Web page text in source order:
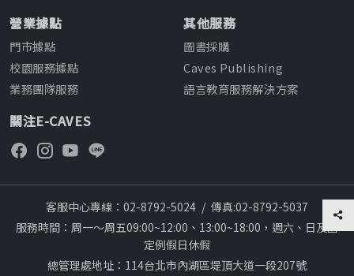
營業據點
門市據點
校園服務據點
業務團隊服務
其他服務
圖書採購
Caves Publishing
語言教育服務解決方案
關注E-CAVES
客服中心專線：02-8792-5024 / 傳真:02-8792-5037
服務時間：周一～周五09:00~12:00、13:00~18:00，週六、日及國
定例假日休假
總管理處地址：114台北市內湖區堤頂大道一段207號